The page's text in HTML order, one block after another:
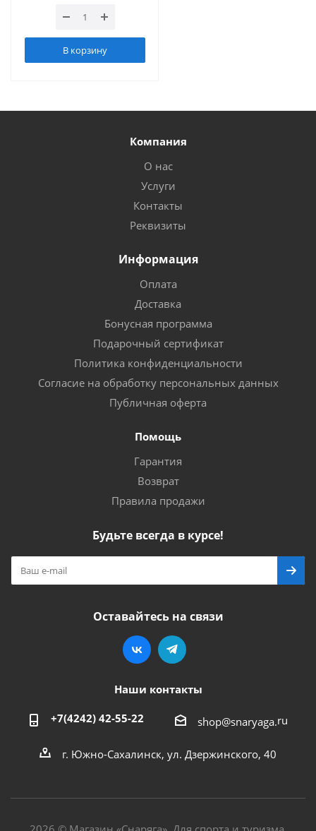
В корзину
Компания
О нас
Услуги
Контакты
Реквизиты
Информация
Оплата
Доставка
Бонусная программа
Подарочный сертификат
Политика конфиденциальности
Согласие на обработку персональных данных
Публичная оферта
Помощь
Гарантия
Возврат
Правила продажи
Будьте всегда в курсе!
Оставайтесь на связи
Наши контакты
+7(4242) 42-55-22 shop@snaryaga.ru
г. Южно-Сахалинск, ул. Дзержинского, 40